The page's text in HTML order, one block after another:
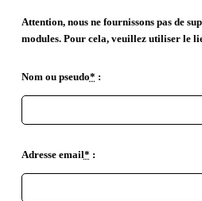
Attention, nous ne fournissons pas de
modules. Pour cela, veuillez utiliser le
Nom ou pseudo* :
Adresse email* :